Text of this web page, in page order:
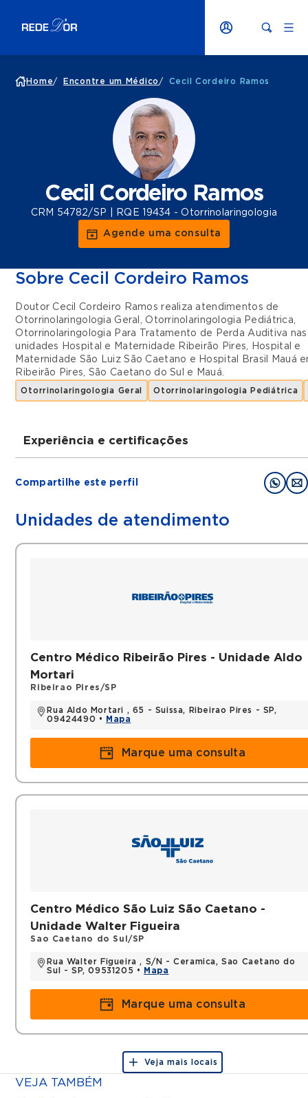
Home/ Encontre um Médico / Cecil Cordeiro Ramos
Cecil Cordeiro Ramos
CRM 54782/SP | RQE 19434 - Otorrinolaringologia
Agende uma consulta
Sobre Cecil Cordeiro Ramos
Doutor Cecil Cordeiro Ramos realiza atendimentos de
Otorrinolaringologia Geral , Otorrinolaringologia Pediátrica,
Otorrinolaringologia Para Tratamento de Perda Auditiva nas
unidades
Hospital e Maternidade Ribeirão Pires,
Hospital e
Maternidade São Luiz São Caetano e Hospital Brasil Mauá
Ribeirão Pires, São Caetano do Sul e Mauá.
Otorrinolaringologia Geral Otorrinolaringologia Pediátrica
Experiência e certificações
Otorrinolaringologista pela USP
Otorrinolarinhologista da Rede Dor
Professor Dr da Fasig
Títulos
Medico
Otorrinolaringologista
Doutor em Ciências da Saude
Compartilhe este perfil
Unidades de atendimento
Centro Médico Ribeirão Pires - Unidade Aldo
Mortari
Ribeirao Pires/SP
Rua Aldo Mortari , 65 - Suissa, Ribeirao Pires - SP,
09424490 •
Mapa
Marque uma consulta
Centro Médico São Luiz São Caetano -
Unidade Walter Figueira
Sao Caetano do Sul/SP
Rua Walter Figueira , S/N - Ceramica, Sao Caetano do
Sul - SP, 09531205 •
Mapa
Marque uma consulta
Veja mais locais
VEJA TAMBÉM